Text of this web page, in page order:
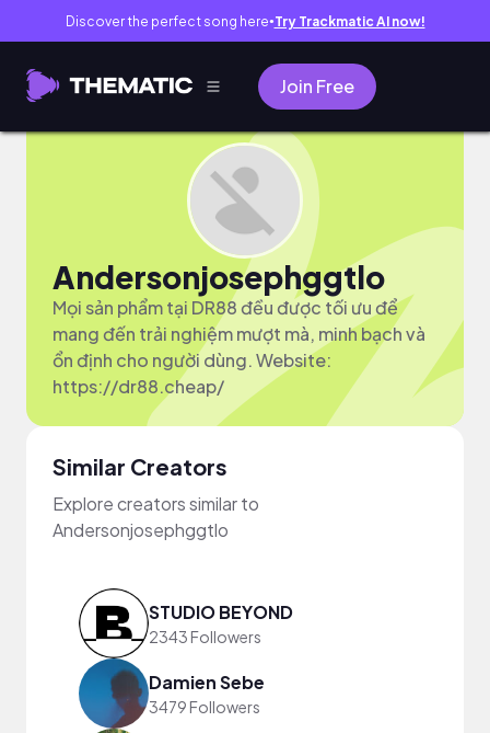
Discover the perfect song here● Try Trackmatic AI now!
Join Free
Andersonjosephggtlo
Mọi sản phẩm tại DR88 đều được tối ưu để
mang đến trải nghiệm mượt mà, minh bạch và
ổn định cho người dùng. Website:
https://dr88.cheap/
Similar Creators
Explore creators similar to
Andersonjosephggtlo
STUDIO BEYOND
2343 Followers
Damien Sebe
3479 Followers